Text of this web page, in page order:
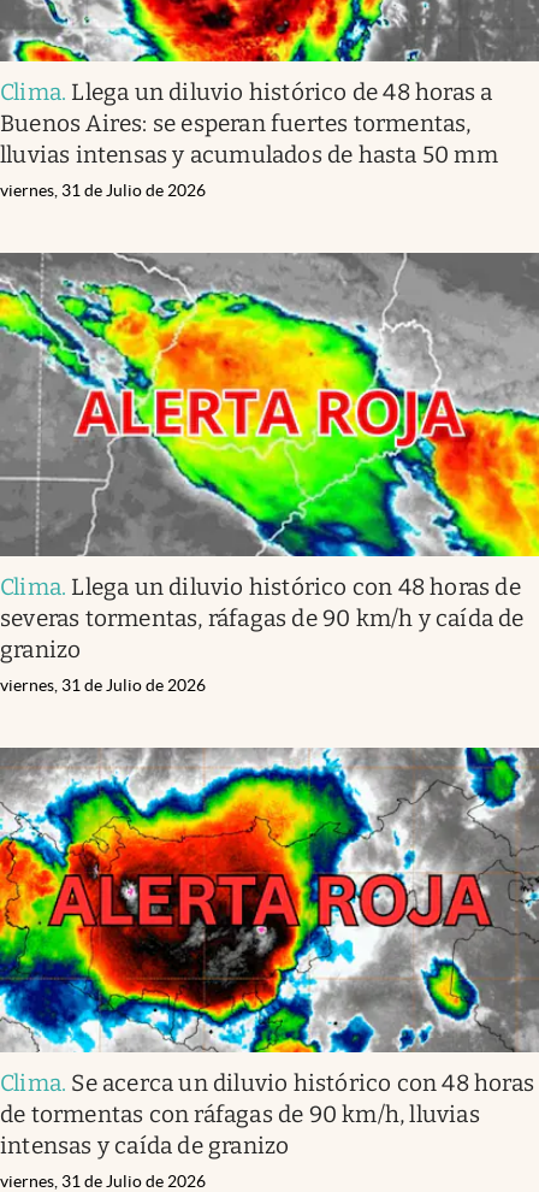
Clima. Llega un diluvio histórico de 48 horas a
Buenos Aires: se esperan fuertes tormentas,
lluvias intensas y acumulados de hasta 50 mm
viernes, 31 de Julio de 2026
Clima. Llega un diluvio histórico con 48 horas de
severas tormentas, ráfagas de 90 km/h y caída de
granizo
viernes, 31 de Julio de 2026
Clima. Se acerca un diluvio histórico con 48 horas
de tormentas con ráfagas de 90 km/h, lluvias
intensas y caída de granizo
viernes, 31 de Julio de 2026